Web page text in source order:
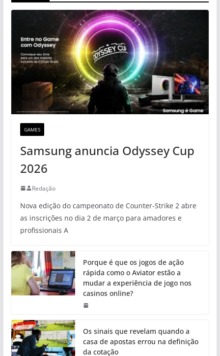
GAMES
Samsung anuncia Odyssey Cup
2026
Redação
Nova edição do campeonato de Counter-Strike 2 abre
as inscrições no dia 2 de março para amadores e
profissionais A
Porque é que os jogos de ação
rápida como o Aviator estão a
mudar a experiência de jogo nos
casinos online?
Os sinais que revelam quando a
casa de apostas errou na definição
da cotação